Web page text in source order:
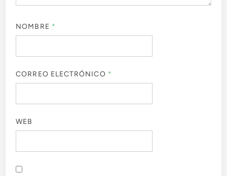
NOMBRE *
CORREO ELECTRÓNICO *
WEB